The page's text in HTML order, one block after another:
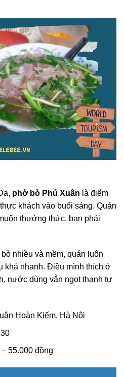
phở bò Phú Xuân là điểm
khách vào buổi sáng. Quán
thưởng thức, bạn phải
nhiều và mềm, quán luôn
khá nhanh. Điều mình thích ở
nước dùng vẫn ngọt thanh tự
Hoàn Kiếm, Hà Nội
55.000 đồng